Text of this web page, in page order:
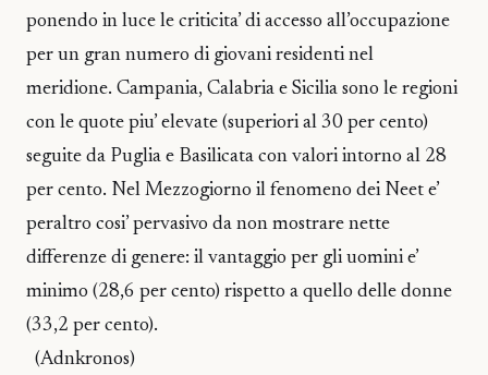
ponendo in luce le criticita’ di accesso all’occupazione
per un gran numero di giovani residenti nel
meridione. Campania, Calabria e Sicilia sono le regioni
con le quote piu’ elevate (superiori al 30 per cento)
seguite da Puglia e Basilicata con valori intorno al 28
per cento. Nel Mezzogiorno il fenomeno dei Neet e’
peraltro cosi’ pervasivo da non mostrare nette
differenze di genere: il vantaggio per gli uomini e’
minimo (28,6 per cento) rispetto a quello delle donne
(33,2 per cento).
(Adnkronos)